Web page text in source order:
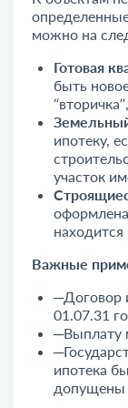
можно на
Готовая
быть
ипотеку,
участок
находится
Важные
─Договор
01.07.31
─Выплату
ипотека
допущены